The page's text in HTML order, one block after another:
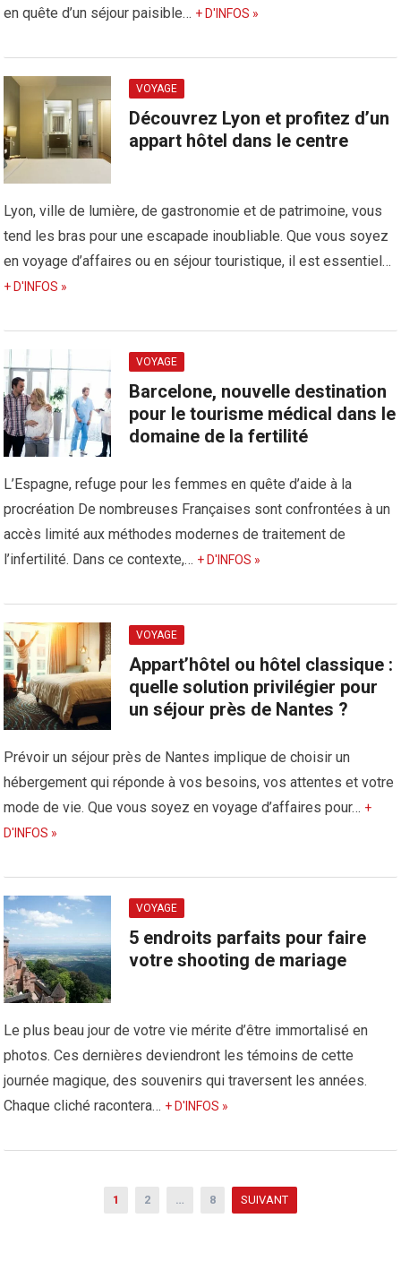
en quête d’un séjour paisible… + D'INFOS »
VOYAGE
Découvrez Lyon et profitez d’un
appart hôtel dans le centre
Lyon, ville de lumière, de gastronomie et de patrimoine, vous
tend les bras pour une escapade inoubliable. Que vous soyez
en voyage d’affaires ou en séjour touristique, il est essentiel…
+ D'INFOS »
VOYAGE
Barcelone, nouvelle destination
pour le tourisme médical dans le
domaine de la fertilité
L’Espagne, refuge pour les femmes en quête d’aide à la
procréation De nombreuses Françaises sont confrontées à un
accès limité aux méthodes modernes de traitement de
l’infertilité. Dans ce contexte,… + D'INFOS »
VOYAGE
Appart’hôtel ou hôtel classique :
quelle solution privilégier pour
un séjour près de Nantes ?
Prévoir un séjour près de Nantes implique de choisir un
hébergement qui réponde à vos besoins, vos attentes et votre
mode de vie. Que vous soyez en voyage d’affaires pour… +
D'INFOS »
VOYAGE
5 endroits parfaits pour faire
votre shooting de mariage
Le plus beau jour de votre vie mérite d’être immortalisé en
photos. Ces dernières deviendront les témoins de cette
journée magique, des souvenirs qui traversent les années.
Chaque cliché racontera… + D'INFOS »
1 2 … 8 SUIVANT